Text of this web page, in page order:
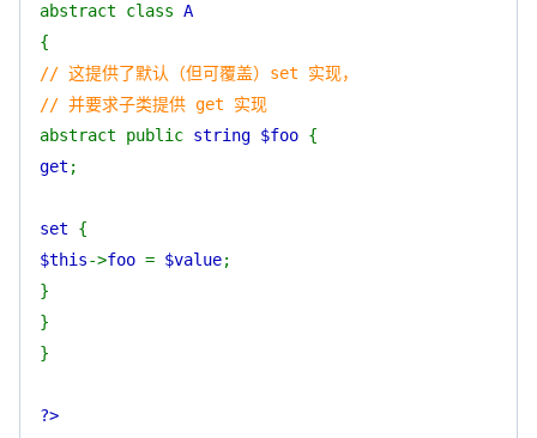
abstract class A
{
// 这提供了默认（但可覆盖）set 实现，
// 并要求子类提供 get 实现
abstract public string $foo {
get ;
set {
$this->foo = $value;
}
}
}
?>